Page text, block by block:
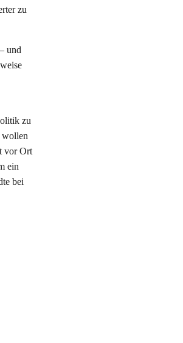
zu
und
zu
wollen
vor Ort
ein
bei